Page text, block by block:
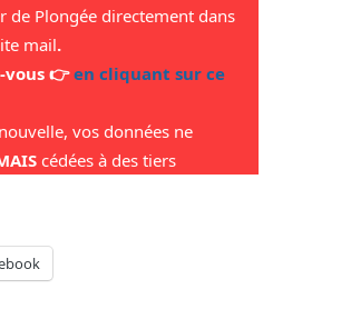
de Plongée directement dans
mail.
vous 👉en cliquant sur ce
vos données ne
cédées à des tiers